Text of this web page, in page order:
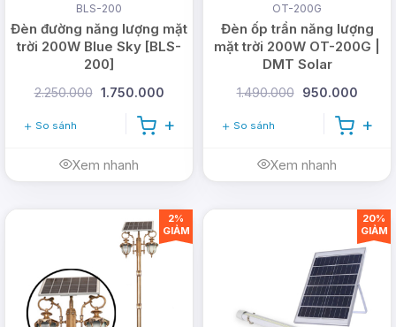
trụ cổng tròn năng lượng mặt trờiđi kèm với
trong vòng 30 ngày nếu bị lỗi hoặc không như mô
BLS-200
Đèn đường năng lượng mặt
trời 200W Blue Sky [BLS-
200]
2.250.000 1.750.000
So sánh
Xem nhanh
OT-200G
Đèn ốp trần năng lượng
mặt trời 200W OT-200G |
DMT Solar
1.490.000 950.000
So sánh
Xem nhanh
2%
GIẢM
20%
GIẢM